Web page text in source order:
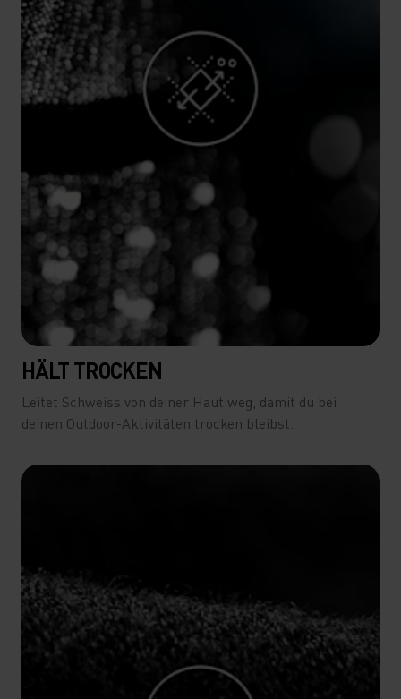
HÄLT TROCKEN
Leitet Schweiss von deiner Haut weg, damit du bei
deinen Outdoor-Aktivitäten trocken bleibst.